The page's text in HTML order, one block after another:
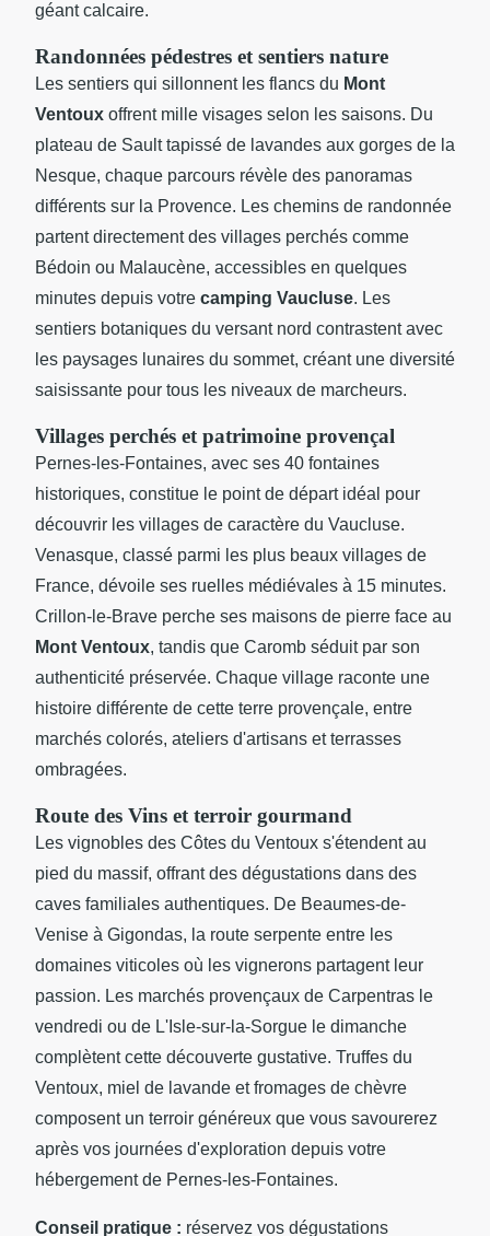
géant calcaire.
Randonnées pédestres et sentiers nature
Les sentiers qui sillonnent les flancs du Mont
Ventoux offrent mille visages selon les saisons. Du
plateau de Sault tapissé de lavandes aux gorges de la
Nesque, chaque parcours révèle des panoramas
différents sur la Provence. Les chemins de randonnée
partent directement des villages perchés comme
Bédoin ou Malaucène, accessibles en quelques
minutes depuis votre camping Vaucluse. Les
sentiers botaniques du versant nord contrastent avec
les paysages lunaires du sommet, créant une diversité
saisissante pour tous les niveaux de marcheurs.
Villages perchés et patrimoine provençal
Pernes-les-Fontaines, avec ses 40 fontaines
historiques, constitue le point de départ idéal pour
découvrir les villages de caractère du Vaucluse.
Venasque, classé parmi les plus beaux villages de
France, dévoile ses ruelles médiévales à 15 minutes.
Crillon-le-Brave perche ses maisons de pierre face au
Mont Ventoux, tandis que Caromb séduit par son
authenticité préservée. Chaque village raconte une
histoire différente de cette terre provençale, entre
marchés colorés, ateliers d'artisans et terrasses
ombragées.
Route des Vins et terroir gourmand
Les vignobles des Côtes du Ventoux s'étendent au
pied du massif, offrant des dégustations dans des
caves familiales authentiques. De Beaumes-de-
Venise à Gigondas, la route serpente entre les
domaines viticoles où les vignerons partagent leur
passion. Les marchés provençaux de Carpentras le
vendredi ou de L'Isle-sur-la-Sorgue le dimanche
complètent cette découverte gustative. Truffes du
Ventoux, miel de lavande et fromages de chèvre
composent un terroir généreux que vous savourerez
après vos journées d'exploration depuis votre
hébergement de Pernes-les-Fontaines.
Conseil pratique : réservez vos dégustations